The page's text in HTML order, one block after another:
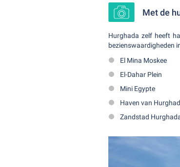
Met de
Hurghada zelf heeft
bezienswaardigheden
El Mina Moskee
El-Dahar Plein
Mini Egypte
Haven van
Zandstad